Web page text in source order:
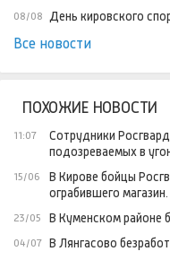
08/08 День кировского
Все новости
ПОХОЖИЕ НОВОСТИ
11:07
Сотрудники
подозреваемых в
15/06
В Кирове бойцы
ограбившего магазин.
23/05 В Куменском районе
04/07 В Лянгасово